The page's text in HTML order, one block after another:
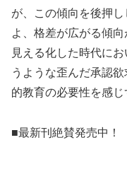
が、この傾向を後押
よ、格差が広がる傾
見える化した時代に
うような歪んだ承認
的教育の必要性を感じ
■最新刊絶賛発売中！